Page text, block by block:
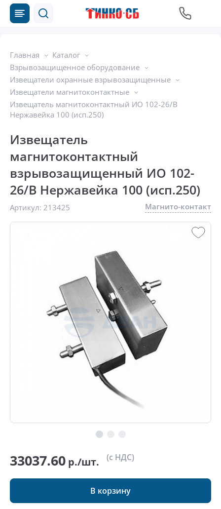
Главная
Каталог
Взрывозащищенное оборудование
Извещатели охранные взрывозащищенные
Извещатели магнитоконтактные
Извещатель магнитоконтактный ИО 102-26/В
Нержавейка 100 (исп.250)
Извещатель
магнитоконтактный
взрывозащищенный ИО 102-
26/В Нержавейка 100 (исп.250)
Артикул: 213425 Магнито-контакт
33037.60 р./шт. (с НДС)
В корзину